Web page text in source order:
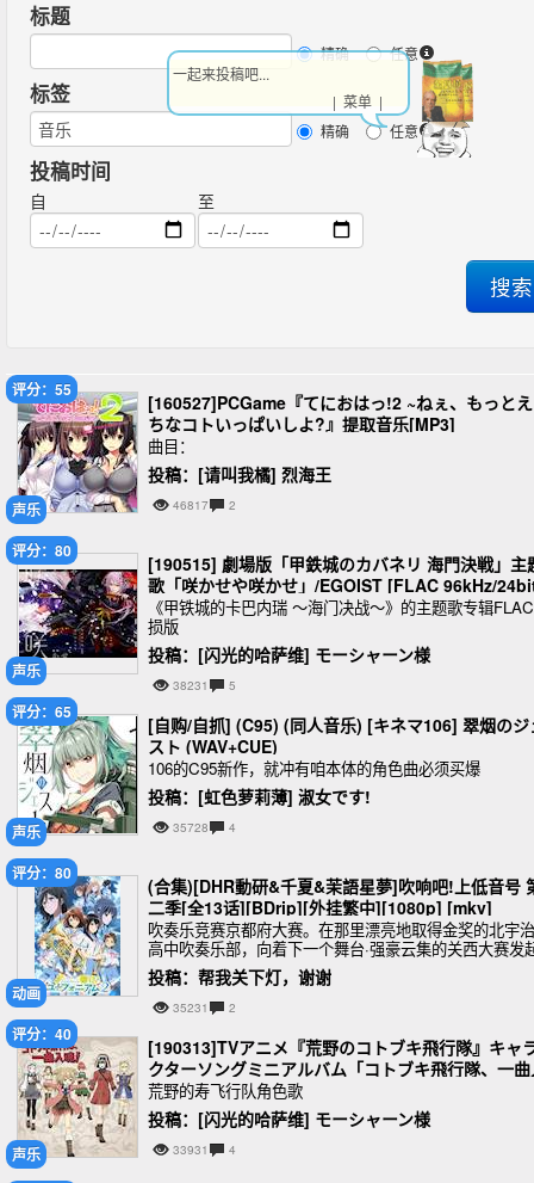
标题
精确 任意
标签
精确 任意
投稿时间
自 至
声乐
评分：55
[160527]PCGame『てにおはっ!2 ~ねぇ、もっと
ちなコトいっぱいしよ?』提取音乐[MP3]
曲目：
投稿：[请叫我橘] 烈海王
46817 2
声乐
评分：80
[190515] 劇場版「甲鉄城のカバネリ 海門決戦」主
歌「咲かせや咲かせ」/EGOIST [FLAC 96kHz/
+[AAC+MP3]
《甲铁城的卡巴内瑞 ～海门决战～》的主题歌专辑
损版
投稿：[闪光的哈萨维] モーシャーン様
38231 5
声乐
评分：65
[自购/自抓] (C95) (同人音乐) [キネマ106] 翠烟のジ
スト (WAV+CUE)
106的C95新作，就冲有咱本体的角色曲必须买爆
投稿：[虹色萝莉薄] 淑女です!
35728 4
动画
评分：80
(合集)[DHR動研&千夏&茉語星夢]吹响吧!上低音号
二季[全13话][BDrip][外挂繁中][1080p] [mkv]
吹奏乐竞赛京都府大赛。在那里漂亮地取得金奖的北宇治
高中吹奏乐部，向着下一个舞台·强豪云集的关西大赛发
挑战！
投稿：帮我关下灯，谢谢
35231 2
声乐
评分：40
[190313]TVアニメ『荒野のコトブキ飛行隊』キャ
クターソングミニアルバム「コトブキ飛行隊、一
魂!」[320K]
荒野的寿飞行队角色歌
投稿：[闪光的哈萨维] モーシャーン様
33931 4
一起来投稿吧...
| 菜单 |